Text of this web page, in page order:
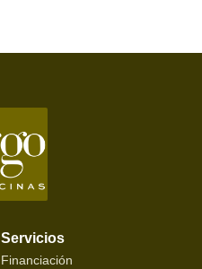
Servicios
Financiación